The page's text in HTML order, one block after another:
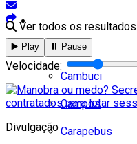
Cidades
Todos
Cambuci
Campos
Carapebus
Ver todos os resultados
▶️ Play ⏸️ Pause
Velocidade:
Divulgação